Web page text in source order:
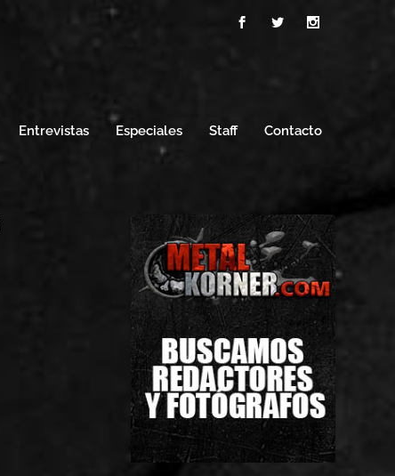
Entrevistas Especiales Staff Contacto